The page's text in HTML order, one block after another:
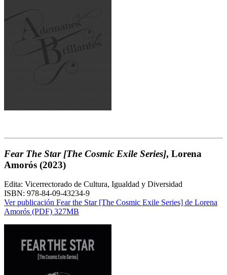
Fear The Star [The Cosmic Exile Series], Lorena
Amorós (2023)
Edita: Vicerrectorado de Cultura, Igualdad y Diversidad
ISBN: 978-84-09-43234-9
Ver publicación Fear the Star [The Cosmic Exile Series] de Lorena
Amorós (PDF) 327MB